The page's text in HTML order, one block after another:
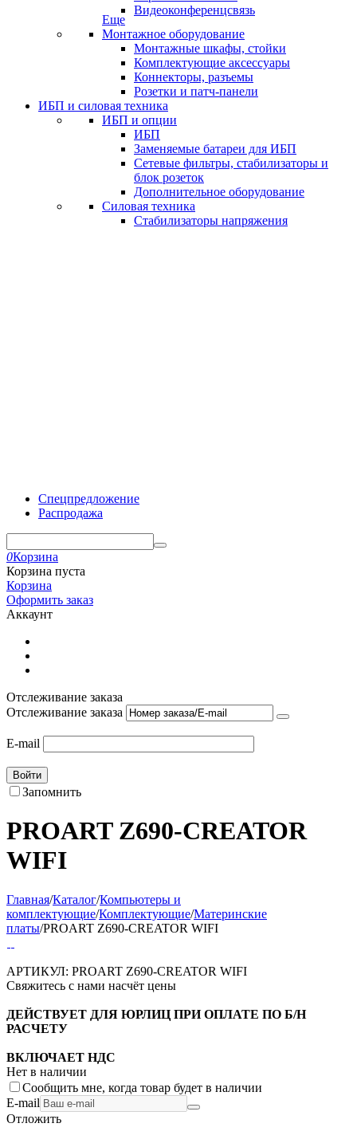
Видеоконференцсвязь
Еще
Монтажное оборудование
Монтажные шкафы, стойки
Комплектующие аксессуары
Коннекторы, разъемы
Розетки и патч-панели
ИБП и силовая техника
ИБП и опции
ИБП
Заменяемые батареи для ИБП
Сетевые фильтры, стабилизаторы и
блок розеток
Дополнительное оборудование
Силовая техника
Стабилизаторы напряжения
Спецпредложение
Распродажа
0Корзина
Корзина пуста
Корзина
Оформить заказ
Аккаунт
Отслеживание заказа
Отслеживание заказа
E-mail
Войти
Запомнить
PROART Z690-CREATOR
WIFI
Главная/Каталог/Компьютеры и
комплектующие/Комплектующие/Материнские
платы/PROART Z690-CREATOR WIFI
АРТИКУЛ: PROART Z690-CREATOR WIFI
Свяжитесь с нами насчёт цены
ДЕЙСТВУЕТ ДЛЯ ЮРЛИЦ ПРИ ОПЛАТЕ ПО Б/Н
РАСЧЕТУ
ВКЛЮЧАЕТ НДС
Нет в наличии
Сообщить мне, когда товар будет в наличии
E-mail
Отложить